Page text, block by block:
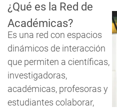
¿Qué es la Red de
Académicas?
Es una red con espacios
dinámicos de interacción
que permiten a científicas,
investigadoras,
académicas, profesoras y
estudiantes colaborar,